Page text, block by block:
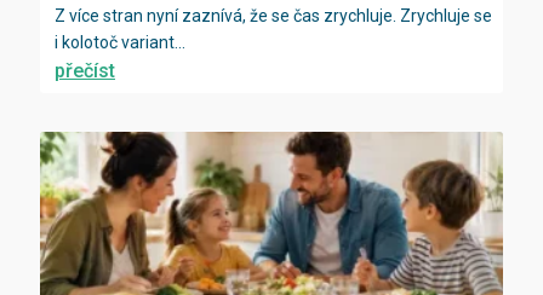
Z více stran nyní zaznívá, že se čas zrychluje. Zrychluje se
i kolotoč variant...
přečíst